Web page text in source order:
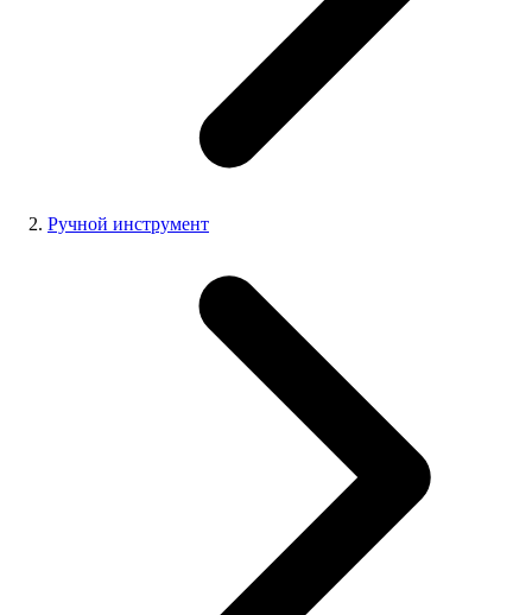
Ручной инструмент